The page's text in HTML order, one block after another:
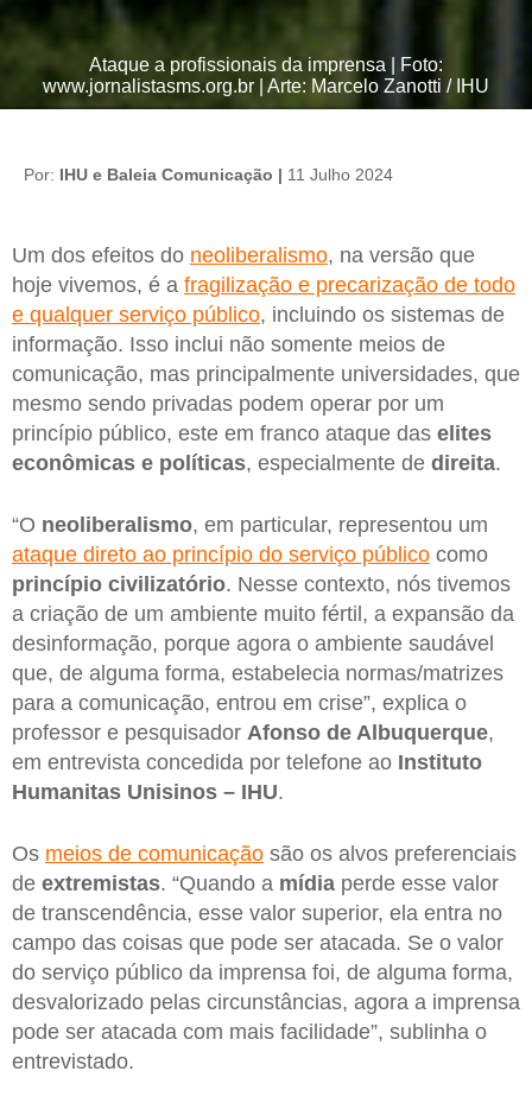
Ataque a profissionais da imprensa | Foto:
www.jornalistasms.org.br | Arte: Marcelo Zanotti / IHU
Por: IHU e Baleia Comunicação | 11 Julho 2024
Um dos efeitos do neoliberalismo, na versão que
hoje vivemos, é a fragilização e precarização de todo
e qualquer serviço público, incluindo os sistemas de
informação. Isso inclui não somente meios de
comunicação, mas principalmente universidades, que
mesmo sendo privadas podem operar por um
princípio público, este em franco ataque das elites
econômicas e políticas, especialmente de direita.
“O neoliberalismo, em particular, representou um
ataque direto ao princípio do serviço público como
princípio civilizatório. Nesse contexto, nós tivemos
a criação de um ambiente muito fértil, a expansão da
desinformação, porque agora o ambiente saudável
que, de alguma forma, estabelecia normas/matrizes
para a comunicação, entrou em crise”, explica o
professor e pesquisador Afonso de Albuquerque,
em entrevista concedida por telefone ao Instituto
Humanitas Unisinos – IHU.
Os meios de comunicação são os alvos preferenciais
de extremistas. “Quando a mídia perde esse valor
de transcendência, esse valor superior, ela entra no
campo das coisas que pode ser atacada. Se o valor
do serviço público da imprensa foi, de alguma forma,
desvalorizado pelas circunstâncias, agora a imprensa
pode ser atacada com mais facilidade”, sublinha o
entrevistado.